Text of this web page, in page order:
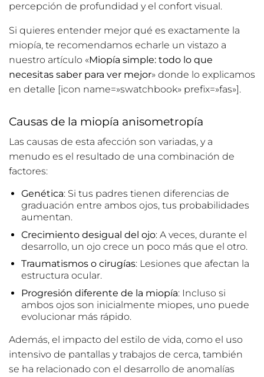
percepción de profundidad y el confort visual.
Si quieres entender mejor qué es exactamente la
miopía, te recomendamos echarle un vistazo a
nuestro artículo «Miopía simple: todo lo que
necesitas saber para ver mejor» donde lo explicamos
en detalle [icon name=»swatchbook» prefix=»fas»].
Causas de la miopía anisometropía
Las causas de esta afección son variadas, y a
menudo es el resultado de una combinación de
factores:
Genética: Si tus padres tienen diferencias de
graduación entre ambos ojos, tus probabilidades
aumentan.
Crecimiento desigual del ojo: A veces, durante el
desarrollo, un ojo crece un poco más que el otro.
Traumatismos o cirugías: Lesiones que afectan la
estructura ocular.
Progresión diferente de la miopía: Incluso si
ambos ojos son inicialmente miopes, uno puede
evolucionar más rápido.
Además, el impacto del estilo de vida, como el uso
intensivo de pantallas y trabajos de cerca, también
se ha relacionado con el desarrollo de anomalías